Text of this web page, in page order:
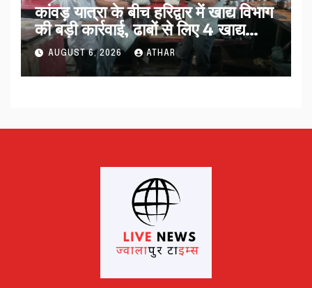
कांवड़ यात्रा के बीच हरिद्वार में खाद्य विभाग
की बड़ी कार्रवाई, ढाबों से लिए 4 खाद्य
नमूने…
AUGUST 6, 2026 ATHAR